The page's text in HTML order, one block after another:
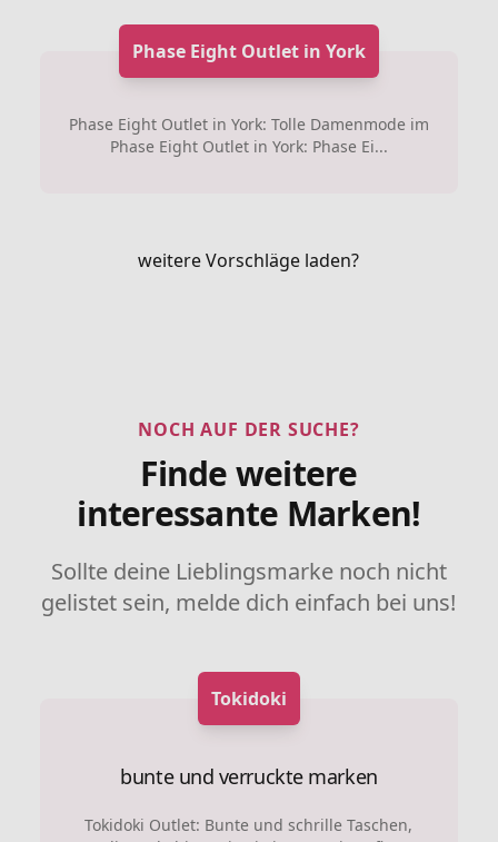
Phase Eight Outlet in York
Phase Eight Outlet in York: Tolle Damenmode im
Phase Eight Outlet in York: Phase Ei...
weitere Vorschläge laden?
NOCH AUF DER SUCHE?
Finde weitere
interessante Marken!
Sollte deine Lieblingsmarke noch nicht
gelistet sein, melde dich einfach bei uns!
Tokidoki
bunte und verruckte marken
Tokidoki Outlet: Bunte und schrille Taschen,